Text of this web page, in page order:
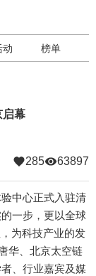
动 榜单
启幕
285 63897
中心正式入驻清
一步，更以全球
为科技产业的发
华、北京太空链
、行业嘉宾及媒